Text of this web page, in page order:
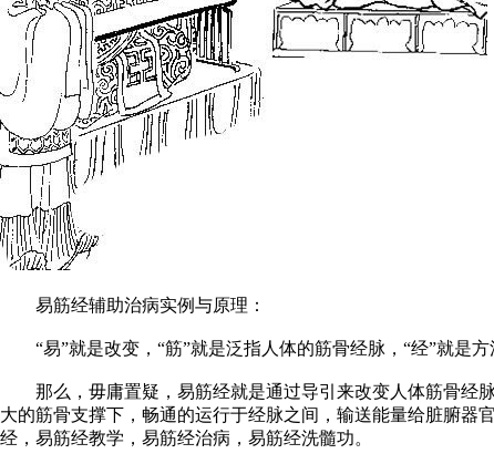
易筋经辅助治病实例与原理：
“易”就是改变，“筋”就是泛指人体的筋骨经脉，“经”就是方
那么，毋庸置疑，易筋经就是通过导引来改变人体筋骨经脉
大的筋骨支撑下，畅通的运行于经脉之间，输送能量给脏腑器
经，易筋经教学，易筋经治病，易筋经洗髓功。